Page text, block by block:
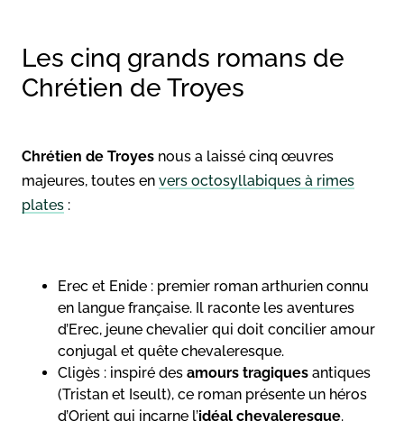
Les cinq grands romans de
Chrétien de Troyes
Chrétien de Troyes nous a laissé cinq œuvres
majeures, toutes en vers octosyllabiques à rimes
plates :
Erec et Enide : premier roman arthurien connu
en langue française. Il raconte les aventures
d’Erec, jeune chevalier qui doit concilier amour
conjugal et quête chevaleresque.
Cligès : inspiré des amours tragiques antiques
(Tristan et Iseult), ce roman présente un héros
d’Orient qui incarne l’idéal chevaleresque.